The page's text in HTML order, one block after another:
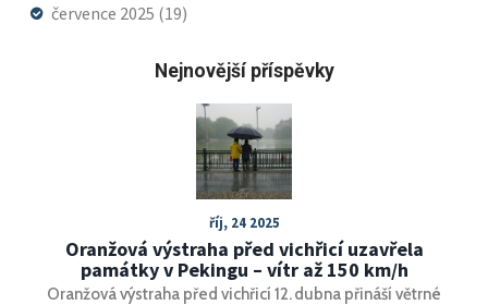
července 2025 (19)
Nejnovější příspěvky
říj, 24 2025
Oranžová výstraha před vichřicí uzavřela
památky v Pekingu – vítr až 150 km/h
Oranžová výstraha před vichřicí 12. dubna přináší větrné